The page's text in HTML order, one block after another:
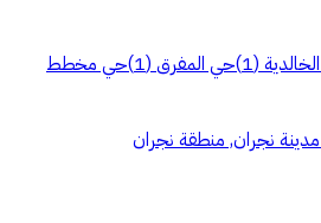
(
1
)حي المفرق(
1
)حي مخطط
نجران, منطقة نجران